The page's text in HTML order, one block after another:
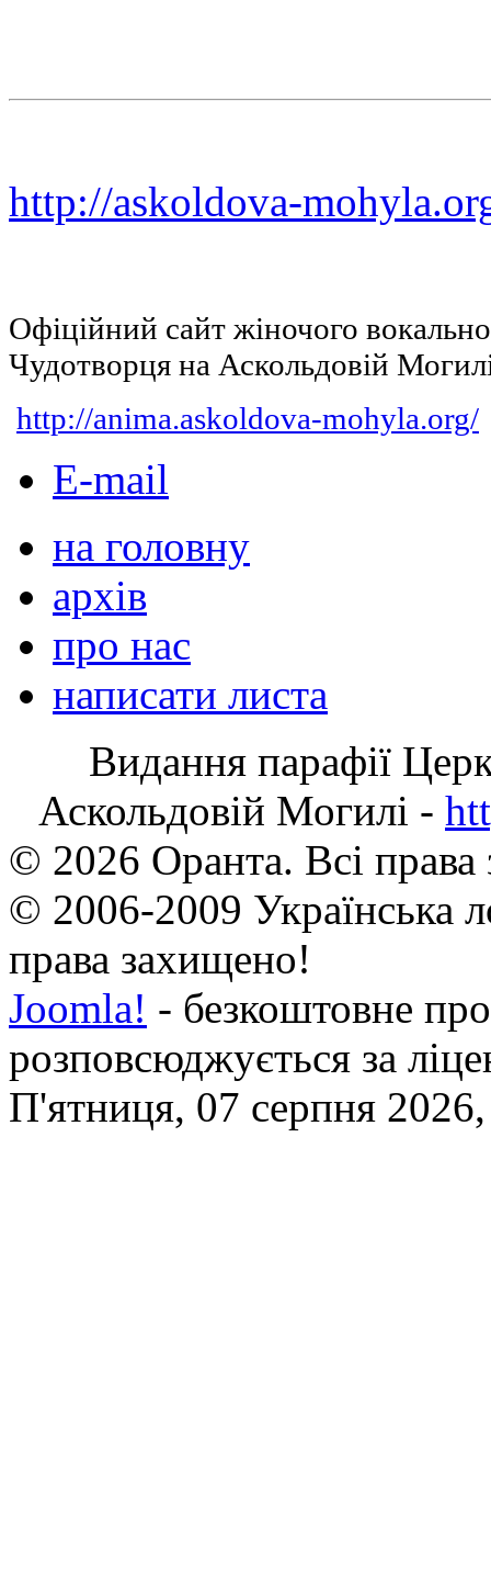
http://askoldova-
Офіційний сайт жіночого
Чудотворця на Аскольдовій
http://anima.askoldova-mohyla.org/
E-mail
на головну
архів
про нас
написати листа
Видання парафії
Аскольдовій Могилі -
© 2026 Оранта. Всі
© 2006-2009 Українська
права захищено!
Joomla! - безкоштовне
розповсюджується за
П'ятниця, 07 серпня